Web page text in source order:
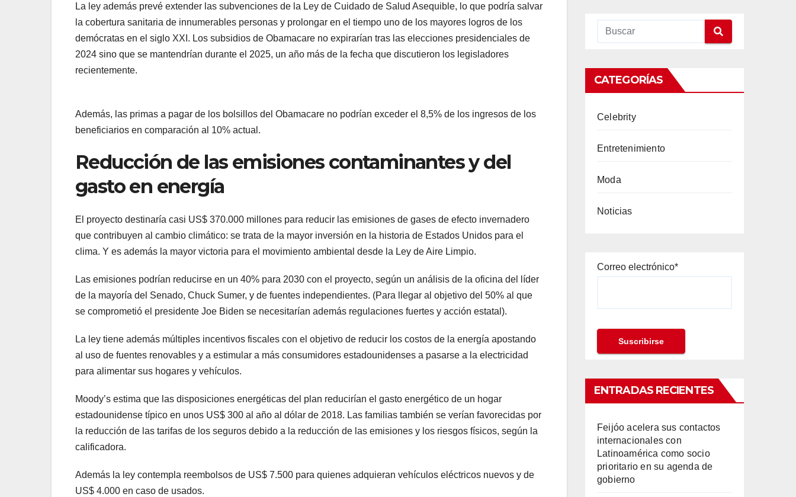
La ley además prevé extender las subvenciones de la Ley de Cuidado de Salud Asequible, lo que podría salvar
la cobertura sanitaria de innumerables personas y prolongar en el tiempo uno de los mayores logros de los
demócratas en el siglo XXI. Los subsidios de Obamacare no expirarían tras las elecciones presidenciales de
2024 sino que se mantendrían durante el 2025, un año más de la fecha que discutieron los legisladores
recientemente.
Además, las primas a pagar de los bolsillos del Obamacare no podrían exceder el 8,5% de los ingresos de los
beneficiarios en comparación al 10% actual.
Reducción de las emisiones contaminantes y del
gasto en energía
El proyecto destinaría casi US$ 370.000 millones para reducir las emisiones de gases de efecto invernadero
que contribuyen al cambio climático: se trata de la mayor inversión en la historia de Estados Unidos para el
clima. Y es además la mayor victoria para el movimiento ambiental desde la Ley de Aire Limpio.
Las emisiones podrían reducirse en un 40% para 2030 con el proyecto, según un análisis de la oficina del líder
de la mayoría del Senado, Chuck Sumer, y de fuentes independientes. (Para llegar al objetivo del 50% al que
se comprometió el presidente Joe Biden se necesitarían además regulaciones fuertes y acción estatal).
La ley tiene además múltiples incentivos fiscales con el objetivo de reducir los costos de la energía apostando
al uso de fuentes renovables y a estimular a más consumidores estadounidenses a pasarse a la electricidad
para alimentar sus hogares y vehículos.
Moody’s estima que las disposiciones energéticas del plan reducirían el gasto energético de un hogar
estadounidense típico en unos US$ 300 al año al dólar de 2018. Las familias también se verían favorecidas por
la reducción de las tarifas de los seguros debido a la reducción de las emisiones y los riesgos físicos, según la
calificadora.
Además la ley contempla reembolsos de US$ 7.500 para quienes adquieran vehículos eléctricos nuevos y de
US$ 4.000 en caso de usados.
CATEGORÍAS
Celebrity
Entretenimiento
Moda
Noticias
Correo electrónico*
ENTRADAS RECIENTES
Feijóo acelera sus contactos
internacionales con
Latinoamérica como socio
prioritario en su agenda de
gobierno